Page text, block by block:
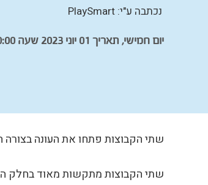
נכתבה ע"י: PlaySmart
יום חמישי, תאריך 01 יוני 2023 שעה 20:00
שתי הקבוצות פתחו את העונה בצורה חלשה מאוד ולאחר 9 מחזורים הן
שתי הקבוצות מתקשות מאוד בחלק ההתקפי. שתי הקבוצות ביחד